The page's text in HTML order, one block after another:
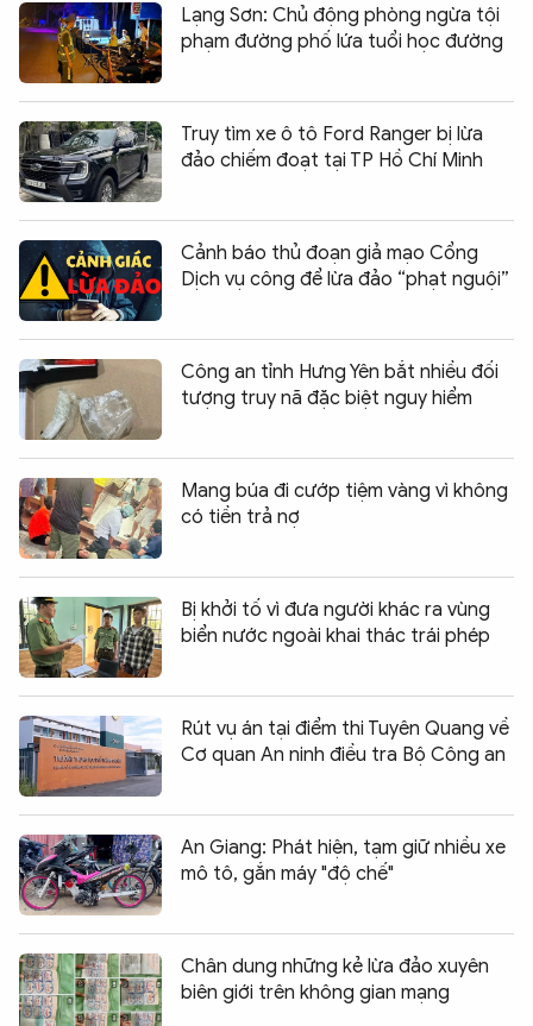
Lạng Sơn: Chủ động phòng ngừa tội
phạm đường phố lứa tuổi học đường
Truy tìm xe ô tô Ford Ranger bị lừa
đảo chiếm đoạt tại TP Hồ Chí Minh
Cảnh báo thủ đoạn giả mạo Cổng
Dịch vụ công để lừa đảo “phạt nguội”
Công an tỉnh Hưng Yên bắt nhiều đối
tượng truy nã đặc biệt nguy hiểm
Mang búa đi cướp tiệm vàng vì không
có tiền trả nợ
Bị khởi tố vì đưa người khác ra vùng
biển nước ngoài khai thác trái phép
Rút vụ án tại điểm thi Tuyên Quang về
Cơ quan An ninh điều tra Bộ Công an
An Giang: Phát hiện, tạm giữ nhiều xe
mô tô, gắn máy "độ chế"
Chân dung những kẻ lừa đảo xuyên
biên giới trên không gian mạng